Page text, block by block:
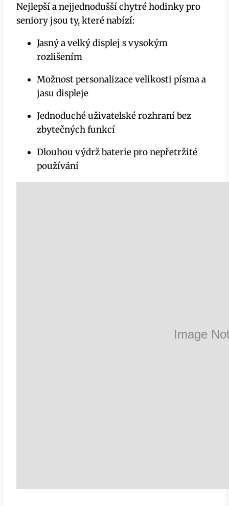
Nejlepší a nejjednodušší chytré hodinky pro
seniory jsou ty, které nabízí:
Jasný a velký displej s vysokým
rozlišením
Možnost personalizace velikosti písma a
jasu displeje
Jednoduché uživatelské rozhraní bez
zbytečných funkcí
Dlouhou výdrž baterie pro nepřetržité
používání